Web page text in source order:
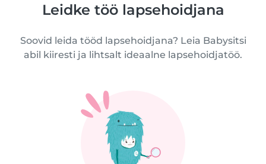
Leidke töö lapsehoidjana
Soovid leida tööd lapsehoidjana? Leia Babysitsi
abil kiiresti ja lihtsalt ideaalne lapsehoidjatöö.